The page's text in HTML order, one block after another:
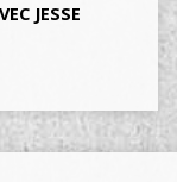
JESSE